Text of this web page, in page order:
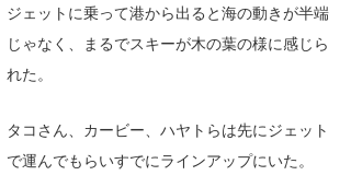
ジェットに乗って港から出ると海の動きが半端
じゃなく、まるでスキーが木の葉の様に感じら
れた。
タコさん、カービー、ハヤトらは先にジェット
で運んでもらいすでにラインアップにいた。